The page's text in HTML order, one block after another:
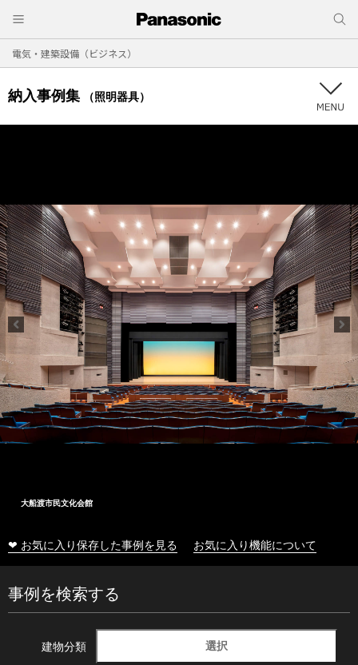
電気・建築設備（ビジネス）
納入事例集 （照明器具）
大船渡市民文化会館
❤ お気に入り保存した事例を見る お気に入り機能について
事例を検索する
建物分類 選択